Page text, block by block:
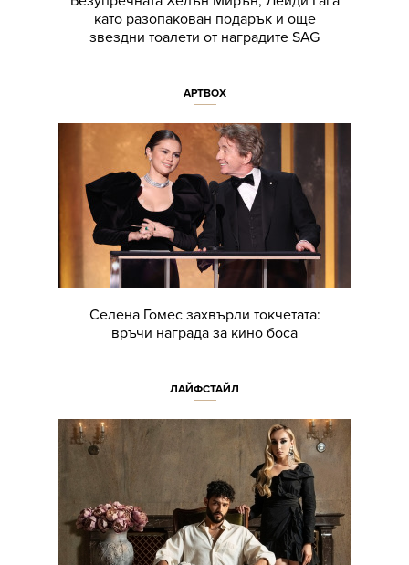
като разопакован подарък и още
звездни тоалети от наградите SAG
АРТBOX
Селена Гомес захвърли токчетата:
връчи награда за кино боса
ЛАЙФСТАЙЛ